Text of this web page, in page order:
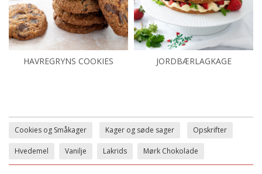
HAVREGRYNS COOKIES JORDBÆRLAGKAGE
Cookies og Småkager Kager og søde sager Opskrifter
Hvedemel Vanilje Lakrids Mørk Chokolade